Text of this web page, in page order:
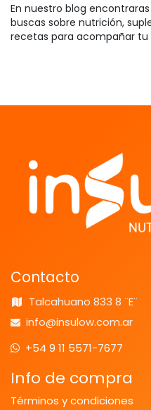
En nuestro blog
buscas sobre nutrición,
recetas para acompañar tu
Contacto
Talcahuano 833 8 ¨E¨
info@insulow.com.ar
+54 9 11 5571-7677
Info de compra
Términos y condiciones